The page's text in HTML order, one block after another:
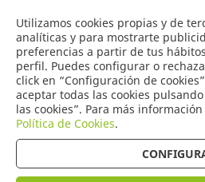
Utilizamos cookies propias y de
analíticas y para mostrarte
preferencias a partir de tus
perfil. Puedes configurar o
click en “Configuración de
aceptar todas las cookies
las cookies”. Para más
Política de Cookies.
COMERCIO
DE TORRIJOS
Productos (3)